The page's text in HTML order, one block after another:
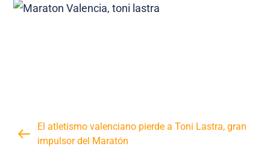
El atletismo valenciano pierde a Toni Lastra, gran
impulsor del Maratón